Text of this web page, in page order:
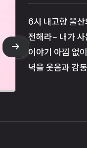
6시 내고향 울
전해라~ 내가
이야기 아낌 없
녁을 웃음과 감